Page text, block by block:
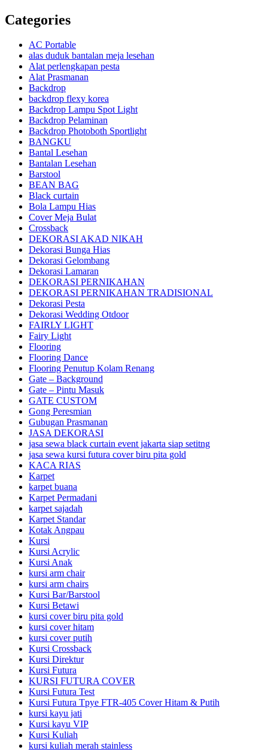
Categories
AC Portable
alas duduk bantalan meja lesehan
Alat perlengkapan pesta
Alat Prasmanan
Backdrop
backdrop flexy korea
Backdrop Lampu Spot Light
Backdrop Pelaminan
Backdrop Photoboth Sportlight
BANGKU
Bantal Lesehan
Bantalan Lesehan
Barstool
BEAN BAG
Black curtain
Bola Lampu Hias
Cover Meja Bulat
Crossback
DEKORASI AKAD NIKAH
Dekorasi Bunga Hias
Dekorasi Gelombang
Dekorasi Lamaran
DEKORASI PERNIKAHAN
DEKORASI PERNIKAHAN TRADISIONAL
Dekorasi Pesta
Dekorasi Wedding Otdoor
FAIRLY LIGHT
Fairy Light
Flooring
Flooring Dance
Flooring Penutup Kolam Renang
Gate – Background
Gate – Pintu Masuk
GATE CUSTOM
Gong Peresmian
Gubugan Prasmanan
JASA DEKORASI
jasa sewa black curtain event jakarta siap setitng
jasa sewa kursi futura cover biru pita gold
KACA RIAS
Karpet
karpet buana
Karpet Permadani
karpet sajadah
Karpet Standar
Kotak Angpau
Kursi
Kursi Acrylic
Kursi Anak
kursi arm chair
kursi arm chairs
Kursi Bar/Barstool
Kursi Betawi
kursi cover biru pita gold
kursi cover hitam
kursi cover putih
Kursi Crossback
Kursi Direktur
Kursi Futura
KURSI FUTURA COVER
Kursi Futura Test
Kursi Futura Tpye FTR-405 Cover Hitam & Putih
kursi kayu jati
Kursi kayu VIP
Kursi Kuliah
kursi kuliah merah stainless